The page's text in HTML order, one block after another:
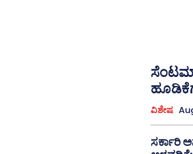
ಸೆಂಟಮ್
ವಿಶೇಷ
ಸರ್ಕಾರಿ